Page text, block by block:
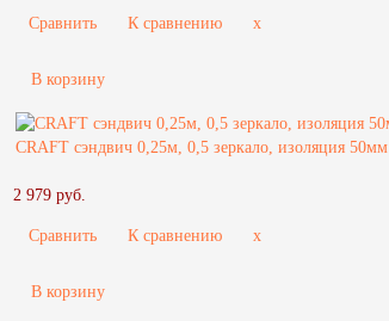
Сравнить К сравнению x
В корзину
CRAFT сэндвич 0,25м, 0,5 зеркало, изоляция 50мм
2 979 руб.
Сравнить К сравнению x
В корзину